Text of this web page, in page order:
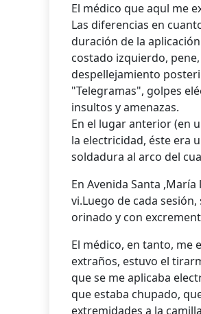
El médico que aqul me
Las diferencias en
duración de la
costado izquierdo,
despellejamiento
"Telegramas", golpes
insultos y amenazas.
En el lugar anterior (en
la electricidad, éste era
soldadura al arco del
En Avenida Santa
vi.Luego de cada
orinado y con
El médico, en tanto, me
extraños, estuvo el
que se me aplicaba
que estaba chupado,
extremidades a la